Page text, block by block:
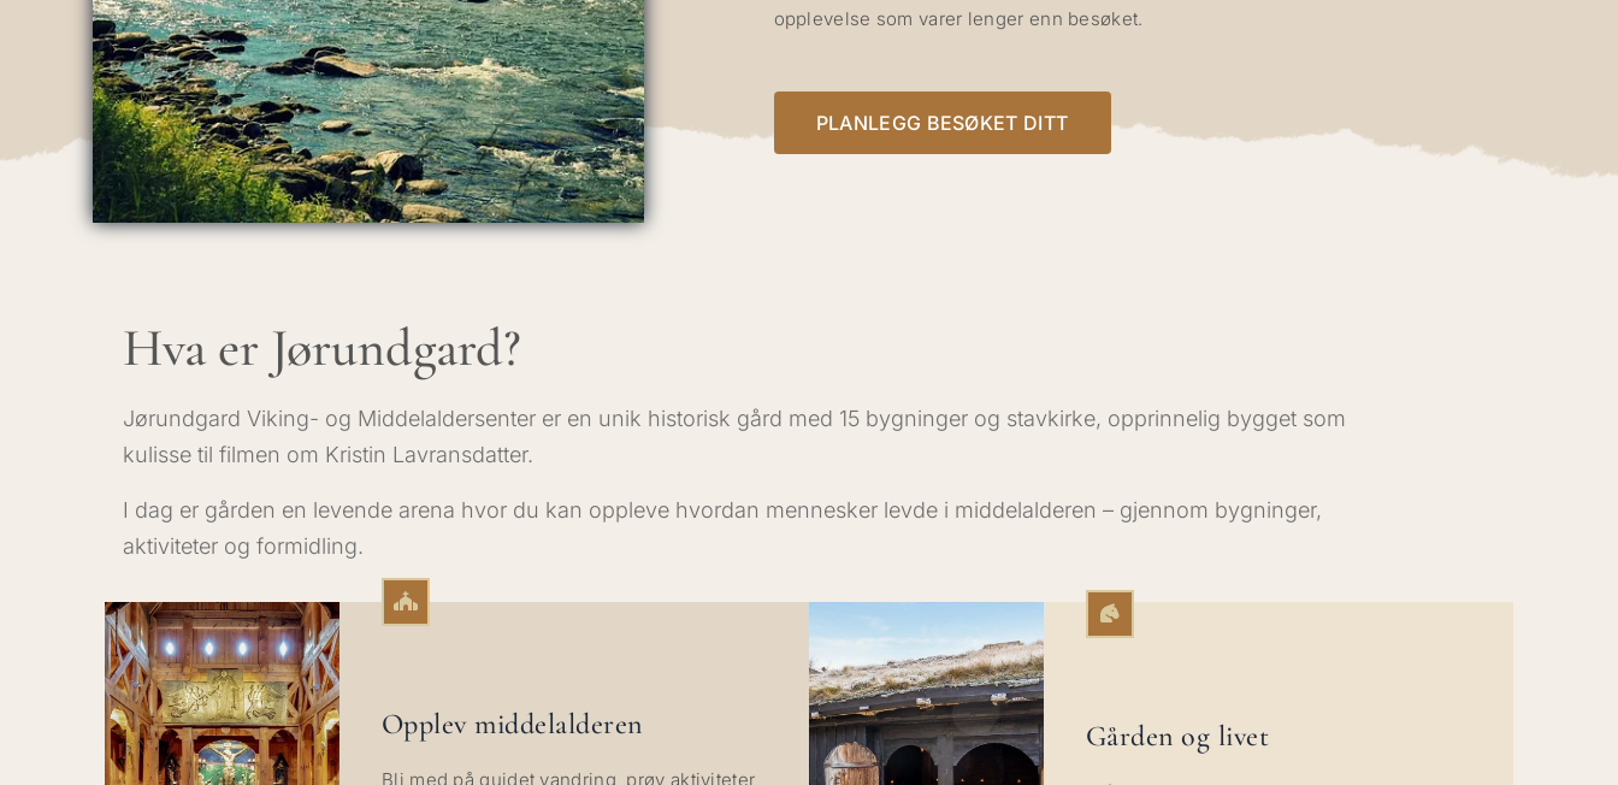
opplevelse som varer lenger enn besøket.
PLANLEGG BESØKET DITT
Hva er Jørundgard?
Jørundgard Viking- og Middelaldersenter er en unik historisk gård med 15 bygninger og stavkirke, opprinnelig bygget som
kulisse til filmen om Kristin Lavransdatter.
I dag er gården en levende arena hvor du kan oppleve hvordan mennesker levde i middelalderen – gjennom bygninger,
aktiviteter og formidling.
Opplev middelalderen
Bli med på guidet vandring, prøv aktiviteter
Gården og livet